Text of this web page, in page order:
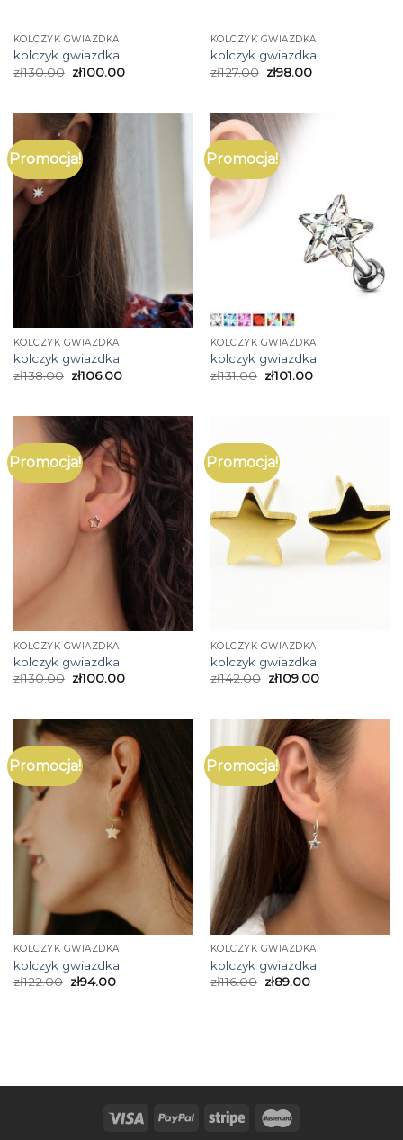
KOLCZYK GWIAZDKA
kolczyk gwiazdka
zł130.00 zł100.00
KOLCZYK GWIAZDKA
kolczyk gwiazdka
zł127.00 zł98.00
Promocja!
KOLCZYK GWIAZDKA
kolczyk gwiazdka
zł138.00 zł106.00
Promocja!
KOLCZYK GWIAZDKA
kolczyk gwiazdka
zł131.00 zł101.00
Promocja!
KOLCZYK GWIAZDKA
kolczyk gwiazdka
zł130.00 zł100.00
Promocja!
KOLCZYK GWIAZDKA
kolczyk gwiazdka
zł142.00 zł109.00
Promocja!
KOLCZYK GWIAZDKA
kolczyk gwiazdka
zł122.00 zł94.00
Promocja!
KOLCZYK GWIAZDKA
kolczyk gwiazdka
zł116.00 zł89.00